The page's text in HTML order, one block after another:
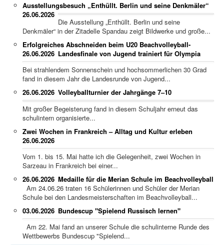
Ausstellungsbesuch „Enthüllt. Berlin und seine Denkmäler“
26.06.2026
Die Ausstellung „Enthüllt. Berlin und seine
Denkmäler“ in der Zitadelle Spandau zeigt Bildwerke und große...
Erfolgreiches Abschneiden beim U20 Beachvolleyball-
Landesfinale von Jugend trainiert für Olympia
26.06.2026
Bei strahlendem Sonnenschein und hochsommerlichen 30 Grad
fand in diesem Jahr die Landesrunde von Jugend...
Volleyballturnier der Jahrgänge 7–10
26.06.2026
Mit großer Begeisterung fand in diesem Schuljahr erneut das
schulintern organisierte...
Zwei Wochen in Frankreich – Alltag und Kultur erleben
26.06.2026
Vom 1. bis 15. Mai hatte ich die Gelegenheit, zwei Wochen in
Sarzeau in Frankreich bei einer...
Medaille für die Merian Schule im Beachvolleyball
26.06.2026
Am 24.06.26 traten 16 Schülerinnen und Schüler der Merian
Schule bei den Landesmeisterschaften im Beachvolleyball...
Bundescup "Spielend Russisch lernen"
03.06.2026
Am 22. Mai fand an unserer Schule die schulinterne Runde des
Wettbewerbs Bundescup "Spielend...